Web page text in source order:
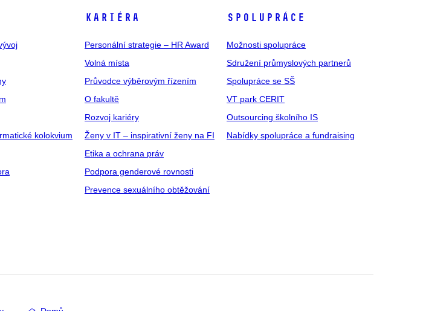
kolokvium
KARIÉRA
Personální strategie – HR Award
Volná místa
Průvodce výběrovým řízením
O fakultě
Rozvoj kariéry
Ženy v IT – inspirativní ženy na FI
Etika a ochrana práv
Podpora genderové rovnosti
Prevence sexuálního obtěžování
SPOLUPRÁCE
Možnosti spolupráce
Sdružení průmyslových partnerů
Spolupráce se SŠ
VT park CERIT
Outsourcing školního IS
Nabídky spolupráce a fundraising